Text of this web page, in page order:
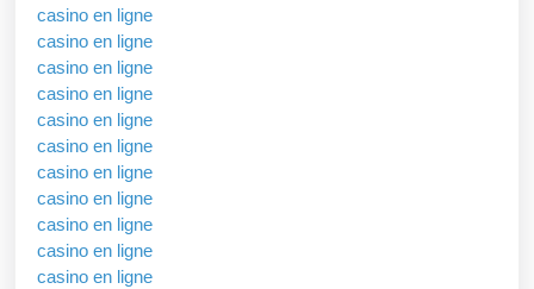
casino en ligne
casino en ligne
casino en ligne
casino en ligne
casino en ligne
casino en ligne
casino en ligne
casino en ligne
casino en ligne
casino en ligne
casino en ligne